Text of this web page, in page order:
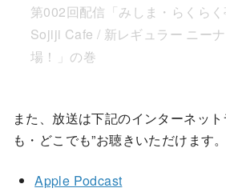
第002回配信「みしま・らくら
Sojiji Cafe / 新レギュラー ニー
場！」の巻
また、放送は下記のインターネッ
も・どこでも”お聴きいただけます。
Apple Podcast